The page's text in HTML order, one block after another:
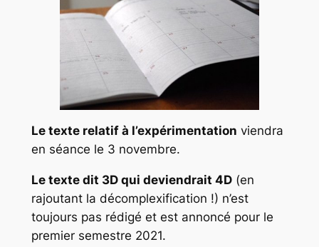
Le texte relatif à l’expérimentation viendra
en séance le 3 novembre.
Le texte dit 3D qui deviendrait 4D(en
rajoutant la décomplexification !) n’est
toujours pas rédigé et est annoncé pour le
premier semestre 2021.